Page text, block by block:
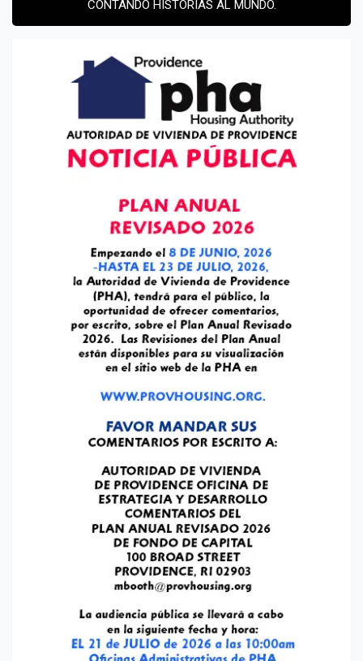
CONTANDO HISTORIAS AL MUNDO.